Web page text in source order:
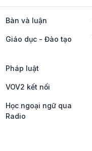
Bàn và luận
Giáo dục - Đào tạo
Pháp luật
VOV2 kết nối
Học ngoại ngữ qua
Radio